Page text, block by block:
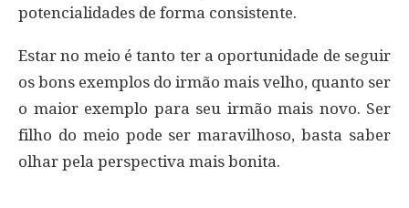
potencialidades de forma consistente.
Estar no meio é tanto ter a oportunidade de seguir
os bons exemplos do irmão mais velho, quanto ser
o maior exemplo para seu irmão mais novo. Ser
filho do meio pode ser maravilhoso, basta saber
olhar pela perspectiva mais bonita.